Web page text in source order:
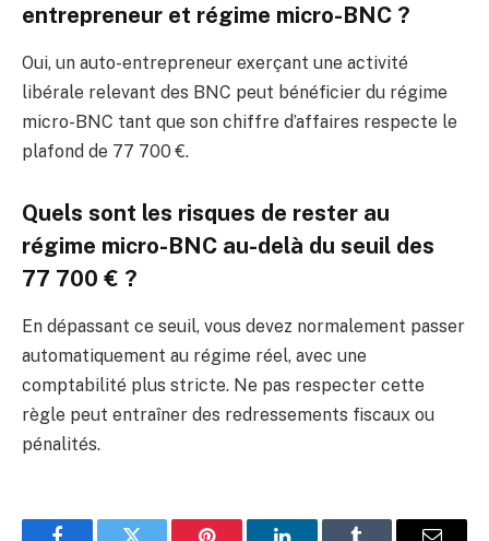
entrepreneur et régime micro-BNC ?
Oui, un auto-entrepreneur exerçant une activité
libérale relevant des BNC peut bénéficier du régime
micro-BNC tant que son chiffre d’affaires respecte le
plafond de 77 700 €.
Quels sont les risques de rester au
régime micro-BNC au-delà du seuil des
77 700 € ?
En dépassant ce seuil, vous devez normalement passer
automatiquement au régime réel, avec une
comptabilité plus stricte. Ne pas respecter cette
règle peut entraîner des redressements fiscaux ou
pénalités.